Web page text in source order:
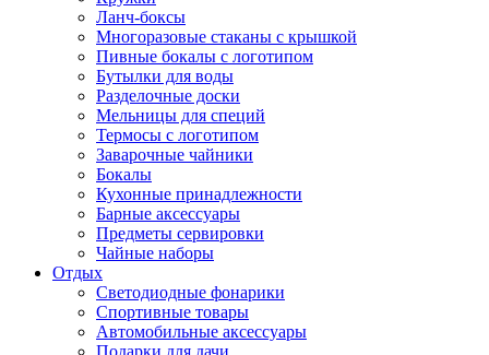
Ланч-боксы
Многоразовые стаканы с крышкой
Пивные бокалы с логотипом
Бутылки для воды
Разделочные доски
Мельницы для специй
Термосы с логотипом
Заварочные чайники
Бокалы
Кухонные принадлежности
Барные аксессуары
Предметы сервировки
Чайные наборы
Отдых
Светодиодные фонарики
Спортивные товары
Автомобильные аксессуары
Подарки для дачи